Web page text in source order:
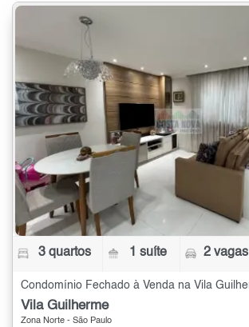
3 quartos 1 suíte 2 vagas
Vila Guilherme
Zona Norte - São Paulo